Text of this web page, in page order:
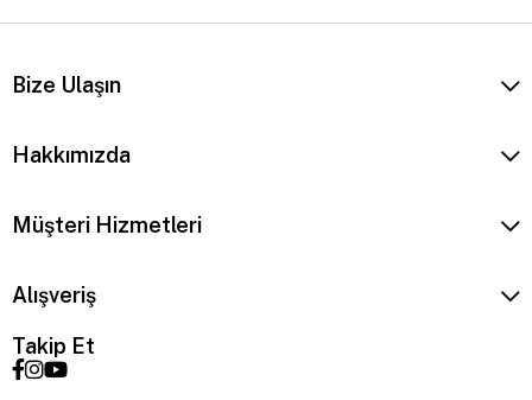
Bize Ulaşın
Hakkımızda
Müşteri Hizmetleri
Alışveriş
Takip Et